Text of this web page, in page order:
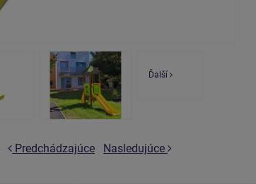
Ďalší
Predchádzajúce Nasledujúce